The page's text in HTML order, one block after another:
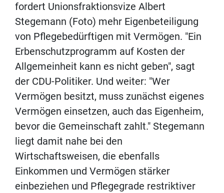
fordert Unionsfraktionsvize Albert
Stegemann (Foto) mehr Eigenbeteiligung
von Pflegebedürftigen mit Vermögen. "Ein
Erbenschutzprogramm auf Kosten der
Allgemeinheit kann es nicht geben", sagt
der CDU-Politiker. Und weiter: "Wer
Vermögen besitzt, muss zunächst eigenes
Vermögen einsetzen, auch das Eigenheim,
bevor die Gemeinschaft zahlt." Stegemann
liegt damit nahe bei den
Wirtschaftsweisen, die ebenfalls
Einkommen und Vermögen stärker
einbeziehen und Pflegegrade restriktiver